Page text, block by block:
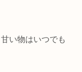
い物はいつでも